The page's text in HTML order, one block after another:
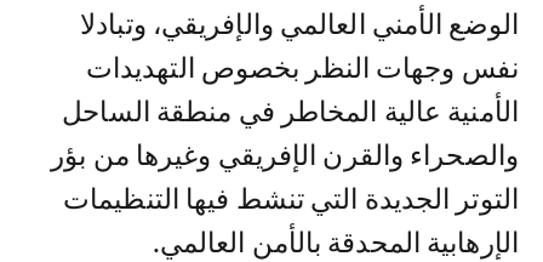
الوضع الأمني العالمي والإفريقي، وتبادلا
نفس وجهات النظر بخصوص التهديدات
الأمنية عالية المخاطر في منطقة الساحل
والصحراء والقرن الإفريقي وغيرها من بؤر
التوتر الجديدة التي تنشط فيها التنظيمات
الإرهابية المحدقة بالأمن العالمي.